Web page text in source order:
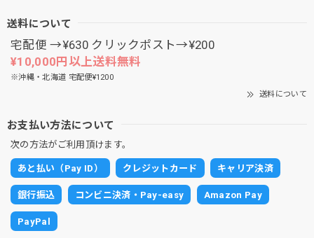
送料について
宅配便 →¥630 クリックポスト→¥200
¥10,000円以上送料無料
※沖縄・北海道 宅配便¥1200
送料について
お支払い方法について
次の方法がご利用頂けます。
あと払い（Pay ID） クレジットカード キャリア決済
銀行振込 コンビニ決済・Pay-easy Amazon Pay
PayPal